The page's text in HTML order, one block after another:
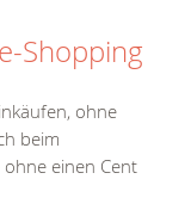
Shopping
ohne
beim
einen Cent